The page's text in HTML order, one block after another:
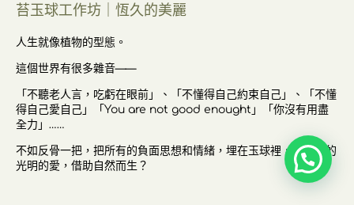
苔玉球工作坊｜恆久的美麗
人生就像植物的型態。
這個世界有很多雜音——
「不聽老人言，吃虧在眼前」、「不懂得自己約束自己」、「不懂
得自己愛自己」「You are not good enought」「你沒有用盡
全力」……
不如反骨一把，把所有的負面思想和情緒，埋在玉球裡，讓積極的
光明的愛，借助自然而生？